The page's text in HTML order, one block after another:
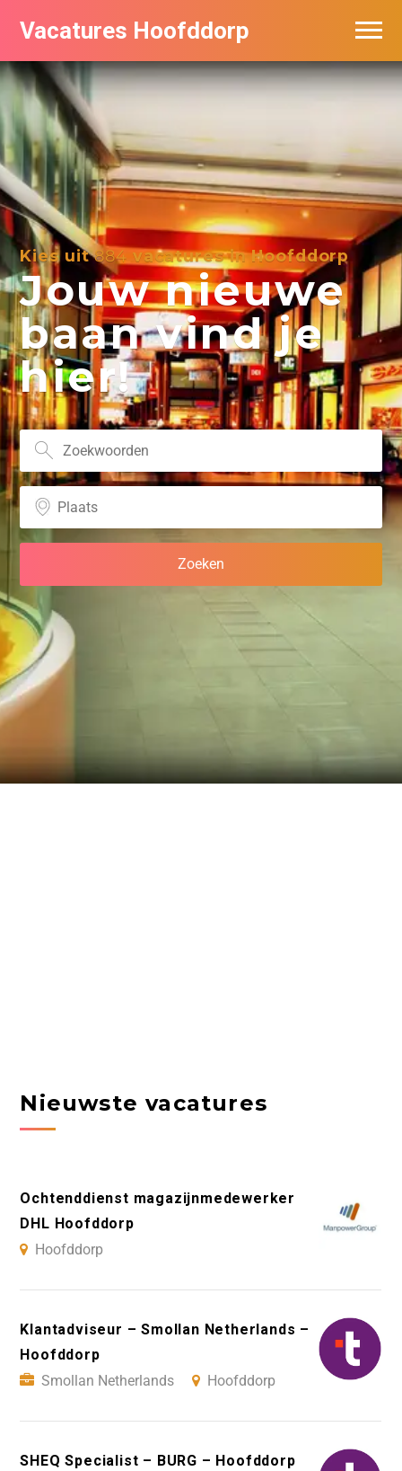
Vacatures Hoofddorp
Kies uit884 vacatures in Hoofddorp
Jouw nieuwe
baan vind je
hier!
Nieuwste vacatures
Ochtenddienst magazijnmedewerker
DHL Hoofddorp
Hoofddorp
Klantadviseur – Smollan Netherlands –
Hoofddorp
Smollan Netherlands
Hoofddorp
SHEQ Specialist – BURG – Hoofddorp
Vacatures per bedrijf in Hoofddorp